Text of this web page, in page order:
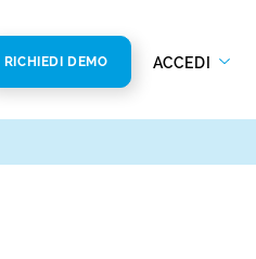
RICHIEDI DEMO ACCEDI